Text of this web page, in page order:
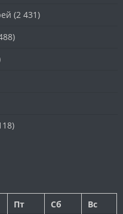
(2 431)
Пт Сб
Вс